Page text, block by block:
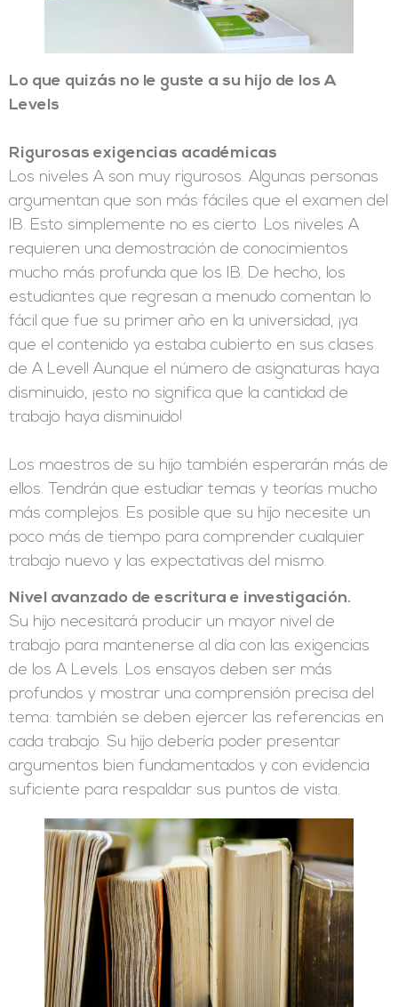
Lo que quizás no le guste a su hijo de los A
Levels
Rigurosas exigencias académicas
Los niveles A son muy rigurosos. Algunas personas
argumentan que son más fáciles que el examen del
IB. Esto simplemente no es cierto. Los niveles A
requieren una demostración de conocimientos
mucho más profunda que los IB. De hecho, los
estudiantes que regresan a menudo comentan lo
fácil que fue su primer año en la universidad, ¡ya
que el contenido ya estaba cubierto en sus clases
de A Level! Aunque el número de asignaturas haya
disminuido, ¡esto no significa que la cantidad de
trabajo haya disminuido!
Los maestros de su hijo también esperarán más de
ellos. Tendrán que estudiar temas y teorías mucho
más complejos. Es posible que su hijo necesite un
poco más de tiempo para comprender cualquier
trabajo nuevo y las expectativas del mismo.
Nivel avanzado de escritura e investigación.
Su hijo necesitará producir un mayor nivel de
trabajo para mantenerse al día con las exigencias
de los A Levels. Los ensayos deben ser más
profundos y mostrar una comprensión precisa del
tema: también se deben ejercer las referencias en
cada trabajo. Su hijo debería poder presentar
argumentos bien fundamentados y con evidencia
suficiente para respaldar sus puntos de vista.